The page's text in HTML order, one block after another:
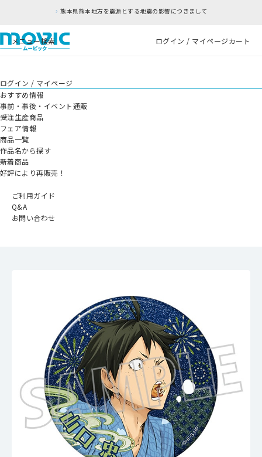
熊本県熊本地方を震源とする地震の影響につきまして
メニュー検索 ログイン / マイページカート
ログイン / マイページ
おすすめ情報
事前・事後・イベント通販
受注生産商品
フェア情報
商品一覧
作品名から探す
新着商品
好評により再販売！
ご利用ガイド
Q&A
お問い合わせ